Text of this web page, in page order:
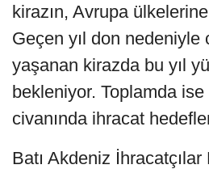
kirazın, Avrupa
Geçen yıl don nedeniyle
yaşanan kirazda bu yıl
bekleniyor. Toplamda
civanında ihracat
Batı Akdeniz